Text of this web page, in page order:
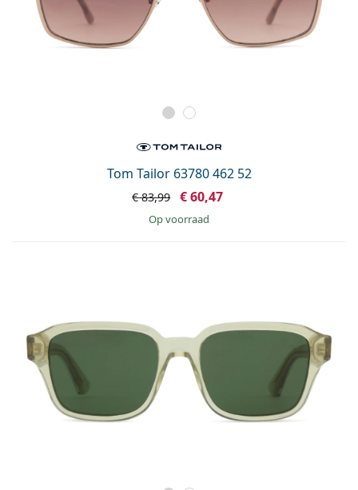
Tom Tailor 63780 462 52
€ 83,99 € 60,47
op voorraad